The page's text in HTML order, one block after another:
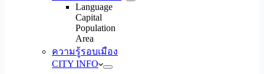
Language
Capital
Population
Area
ความรู้รอบเมือง
CITY INFO